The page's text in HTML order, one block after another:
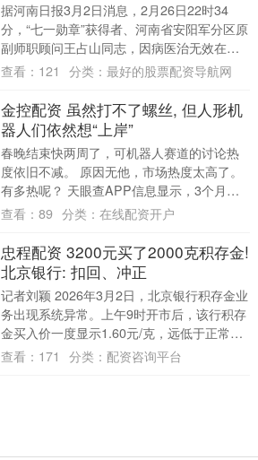
据河南日报3月2日消息，2月26日22时34
分，“七一勋章”获得者、河南省安阳军分区原
副师职顾问王占山同志，因病医治无效在安
阳逝世，享年97岁。 3月2日上午8....
查看： 121 分类： 最好的股票配资导航网
金控配资 虽然打不了螺丝, 但人形机
器人们依然想“上岸”
春晚结束快两周了，可机器人赛道的讨论热
度依旧不减。 原因无他，市场热度太高了。
有多热呢？ 天眼查APP信息显示，3个月内
成立的机器人相关企业超过64000家。....
查看： 89 分类： 在线配资开户
忠程配资 3200元买了2000克积存金!
北京银行: 扣回、冲正
记者刘颖 2026年3月2日，北京银行积存金业
务出现系统异常。上午9时开市后，该行积存
金买入价一度显示1.60元/克，远低于正常金
价，卖出价维持在正常水平——1....
查看： 171 分类： 配资咨询平台